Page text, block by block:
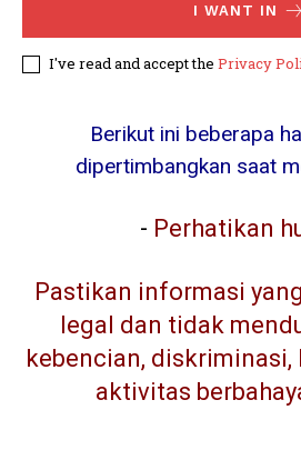
I WANT IN
I've read and accept the Privacy
Berikut ini beberapa
dipertimbangkan saat
- Perhatikan
Pastikan informasi
legal dan tidak
kebencian, diskriminasi,
aktivitas